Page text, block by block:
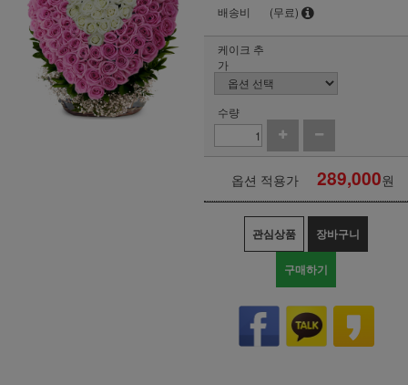
배송비
(무료)
케이크 추
가
수량
옵션 적용가 289,000원
관심상품 장바구니
구매하기